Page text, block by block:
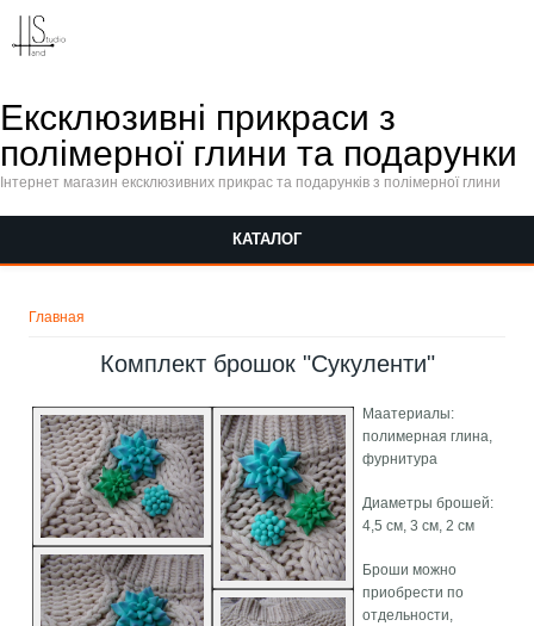
Ексклюзивні прикраси з
полімерної глини та подарунки
Інтернет магазин ексклюзивних прикрас та подарунків з полімерної глини
КАТАЛОГ
Главная
Комплект брошок "Сукуленти"
Маатериалы:
полимерная глина,
фурнитура
Диаметры брошей:
4,5 см, 3 см, 2 см
Броши можно
приобрести по
отдельности,